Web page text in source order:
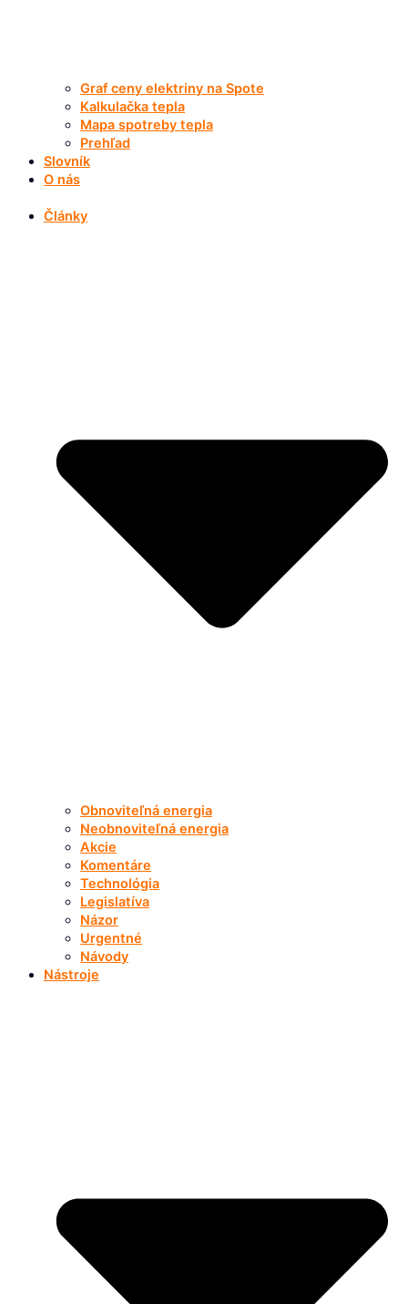
Graf ceny elektriny na Spote
Kalkulačka tepla
Mapa spotreby tepla
Prehľad
Slovník
O nás
Články
Obnoviteľná energia
Neobnoviteľná energia
Akcie
Komentáre
Technológia
Legislatíva
Názor
Urgentné
Návody
Nástroje